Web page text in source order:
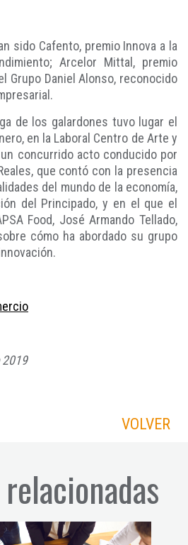
sido Cafento, premio Innova a la
Arcelor Mittal, premio
Grupo Daniel Alonso, reconocido
de los galardones tuvo lugar el
en la Laboral Centro de Arte y
concurrido acto conducido por
que contó con la presencia
del mundo de la economía,
del Principado, y en el que el
Food, José Armando Tellado,
cómo ha abordado su grupo
2019
VOLVER